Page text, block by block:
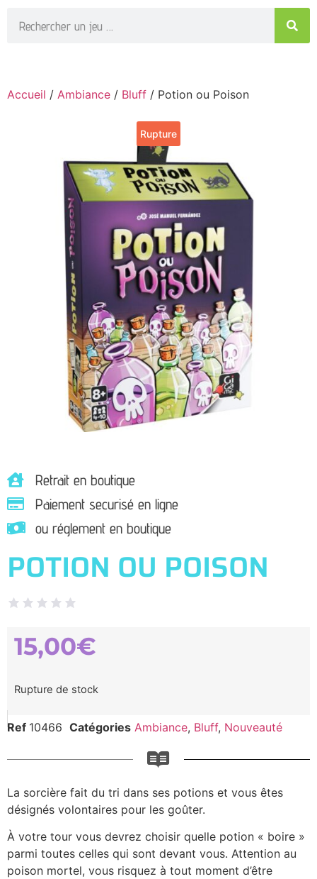
Accueil / Ambiance / Bluff / Potion ou Poison
Rupture
Retrait en boutique
Paiement securisé en ligne
ou réglement en boutique
POTION OU POISON
15,00€
Rupture de stock
Ref 10466 Catégories Ambiance, Bluff, Nouveauté
La sorcière fait du tri dans ses potions et vous êtes
désignés volontaires pour les goûter.
À votre tour vous devrez choisir quelle potion « boire »
parmi toutes celles qui sont devant vous. Attention au
poison mortel, vous risquez à tout moment d’être